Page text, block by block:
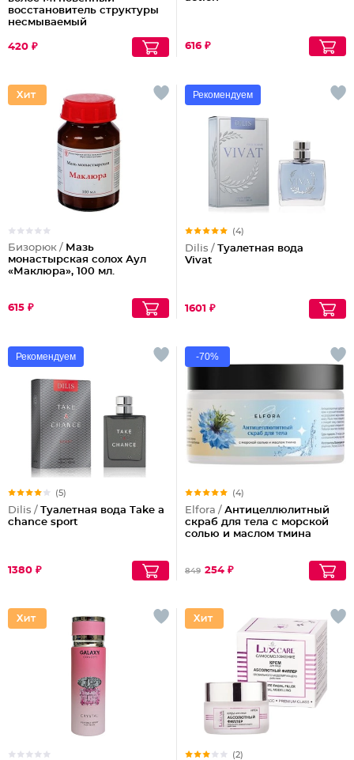
восстановитель структуры
несмываемый
420 ₽ 616 ₽
Бизорюк / Мазь
монастырская солох Аул
«Маклюра», 100 мл.
615 ₽
Рекомендуем
(4)
Dilis / Туалетная вода
Vivat
1601 ₽
Рекомендуем
(5)
Dilis / Туалетная вода Take a
chance sport
1380 ₽
-70%
(4)
Elfora / Антицеллюлитный
скраб для тела с морской
солью и маслом тмина
849 254 ₽
(2)